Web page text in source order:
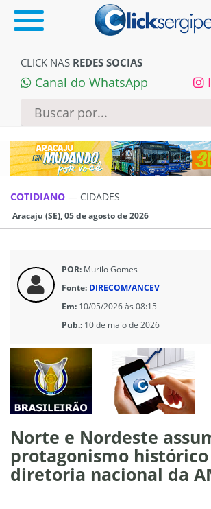
CLICK NAS REDES SOCIAS
Canal do WhatsApp
COTIDIANO — CIDADES
Aracaju (SE), 05 de agosto de 2026
POR: Murilo Gomes
Fonte: DIRECOM/ANCEV
Em: 10/05/2026 às 08:15
Pub.: 10 de maio de 2026
Norte e Nordeste
protagonismo
diretoria nacional da